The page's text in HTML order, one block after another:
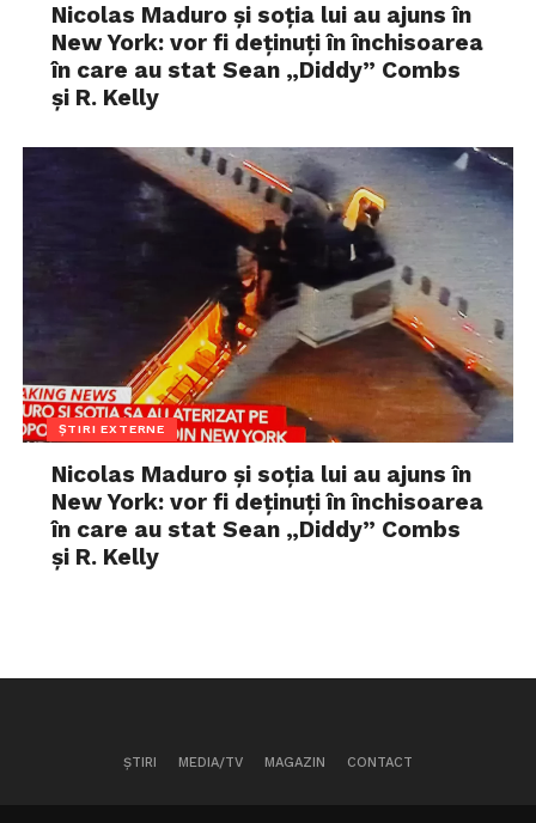
Nicolas Maduro și soția lui au ajuns în
New York: vor fi deținuți în închisoarea
în care au stat Sean „Diddy” Combs
și R. Kelly
ȘTIRI EXTERNE
Nicolas Maduro și soția lui au ajuns în
New York: vor fi deținuți în închisoarea
în care au stat Sean „Diddy” Combs
și R. Kelly
ȘTIRI MEDIA/TV MAGAZIN CONTACT